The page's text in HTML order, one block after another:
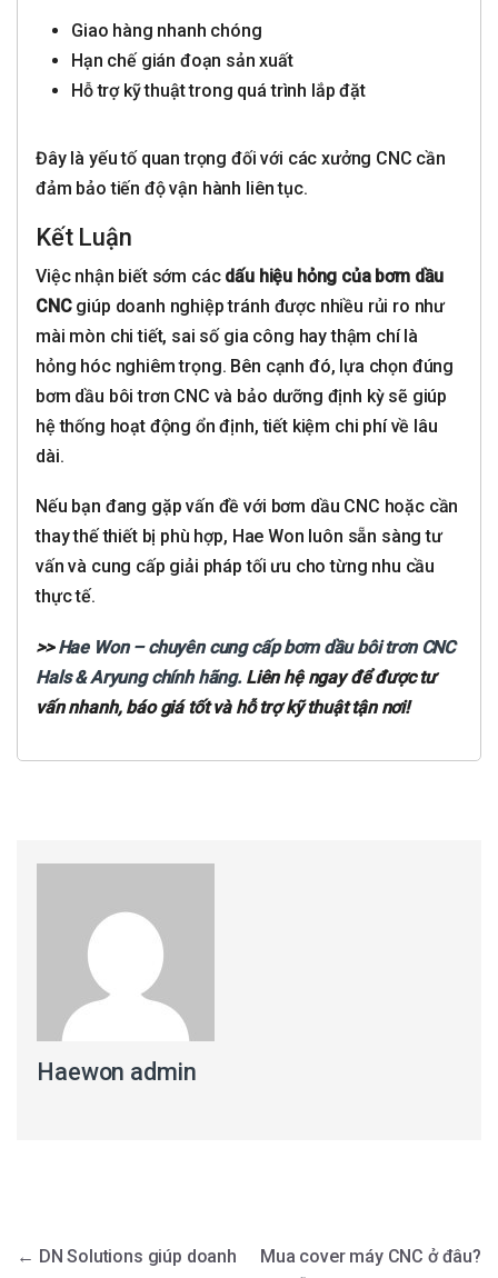
Giao hàng nhanh chóng
Hạn chế gián đoạn sản xuất
Hỗ trợ kỹ thuật trong quá trình lắp đặt
Đây là yếu tố quan trọng đối với các xưởng CNC cần
đảm bảo tiến độ vận hành liên tục.
Kết Luận
Việc nhận biết sớm các dấu hiệu hỏng của bơm dầu
CNCgiúp doanh nghiệp tránh được nhiều rủi ro như
mài mòn chi tiết, sai số gia công hay thậm chí là
hỏng hóc nghiêm trọng. Bên cạnh đó, lựa chọn đúng
bơm dầu bôi trơn CNC và bảo dưỡng định kỳ sẽ giúp
hệ thống hoạt động ổn định, tiết kiệm chi phí về lâu
dài.
Nếu bạn đang gặp vấn đề với bơm dầu CNC hoặc cần
thay thế thiết bị phù hợp, Hae Won luôn sẵn sàng tư
vấn và cung cấp giải pháp tối ưu cho từng nhu cầu
thực tế.
>>Hae Won – chuyên cung cấp bơm dầu bôi trơn CNC
Hals & Aryung chính hãng.Liên hệ ngay để được tư
vấn nhanh, báo giá tốt và hỗ trợ kỹ thuật tận nơi!
Haewon admin
Điều hướng bài viết
← DN Solutions giúp doanh
Mua cover máy CNC ở đâu?